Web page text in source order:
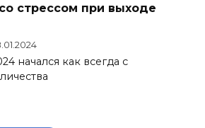
стрессом при выходе
начался как всегда с